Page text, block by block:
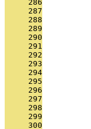
     286
     287
     288
     289
     290
     291
     292
     293
     294
     295
     296
     297
     298
     299
     300